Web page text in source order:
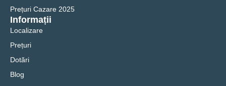
Prețuri Cazare 2025
Informații
Localizare
Prețuri
Dotări
Blog